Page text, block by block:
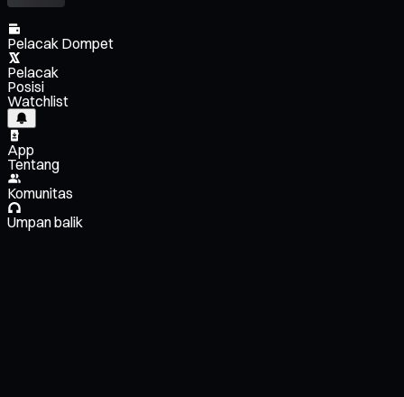
Pelacak Dompet
Pelacak
Posisi
Watchlist
App
Tentang
Komunitas
Umpan balik